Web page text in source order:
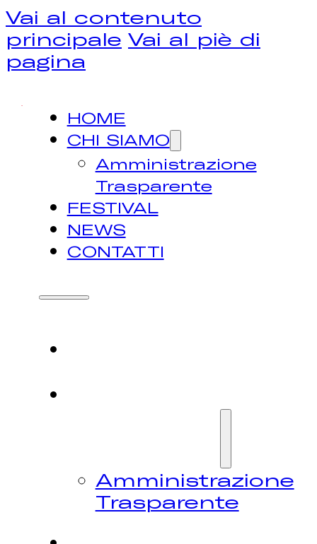
Vai al contenuto
principale Vai al piè di
pagina
HOME
CHI SIAMO
Amministrazione
Trasparente
FESTIVAL
NEWS
CONTATTI
Amministrazione
Trasparente